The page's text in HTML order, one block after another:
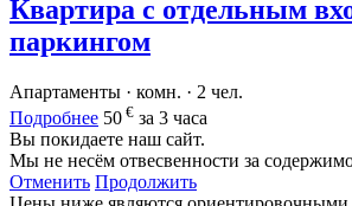
Квартира с отдельным
паркингом
Апартаменты · комн. · 2 чел.
Подробнее 50 € за 3 часа
Вы покидаете наш сайт.
Мы не несём отвесвенности за
Отменить Продолжить